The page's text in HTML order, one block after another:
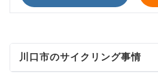
川口市のサイクリング事情